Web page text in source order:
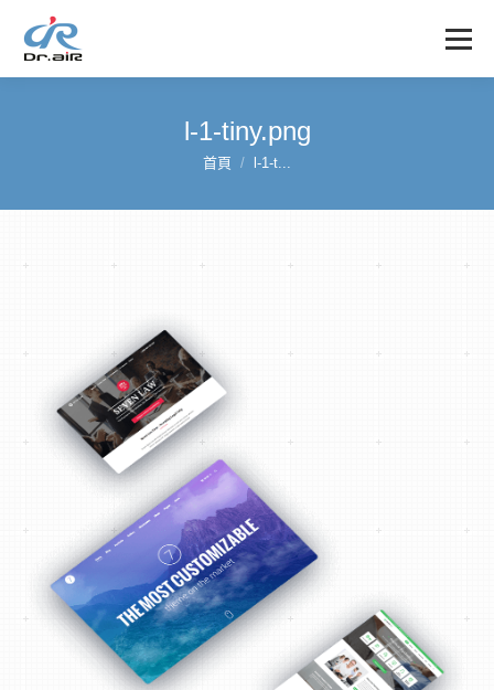
l-1-tiny.png
您在這裡：
首頁 l-1-t...